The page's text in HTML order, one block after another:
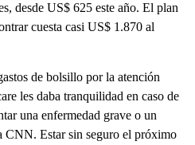
desde US$ 625 este año. El plan
cuesta casi US$ 1.870 al
de bolsillo por la atención
les daba tranquilidad en caso de
una enfermedad grave o un
Estar sin seguro el próximo